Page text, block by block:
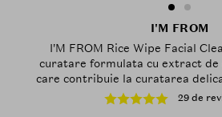
I'M FROM
I'M FROM Rice Wipe Facial
curatare formulata cu extract de
care contribuie la curatarea
metinerea pielii hidratate in29 de